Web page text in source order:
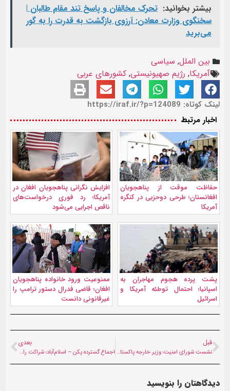
بیشتر بخوانید: تحرک مخالفان و پاسخ تند مقام طالبان |
سخنگوی وزارت معادن: آرزوی بازگشت به قدرت را به گور
می‌برید
بین الملل, سیاسی
آمریکا, رژیم صهیونیستی, کشورهای عربی
لینک کوتاه: https://iraf.ir/?p=124089
اخبار مرتبط
حفاظت موقت از پناهجویان
افغانستان؛ طرحی دوحزبی در کنگره
آمریکا
افزایش نگرانی پناهجویان افغان در
آمریکا؛ رد فوری درخواست‌های
ناقص اجرایی می‌شود
پشت پرده هجوم مهاجران به
اسپانیا؛ احتمال توطئه آمریکا و
اسرائیل
ممنوعیت ورود خانواده پناهجویان
افغان؛ قاضی فدرال دستور ترامپ را
غیرقانونی دانست
قبل
نشست شورای امنیت؛ وزیر خارجه پاکستان وارد نیویورک شد
بعدی
اجماع گسترده پکن – اسلام‌آباد؛ شراکت راهبردی، همکاری منطقه‌ای و توسعه سی‌پک
دیدگاهتان را بنویسید